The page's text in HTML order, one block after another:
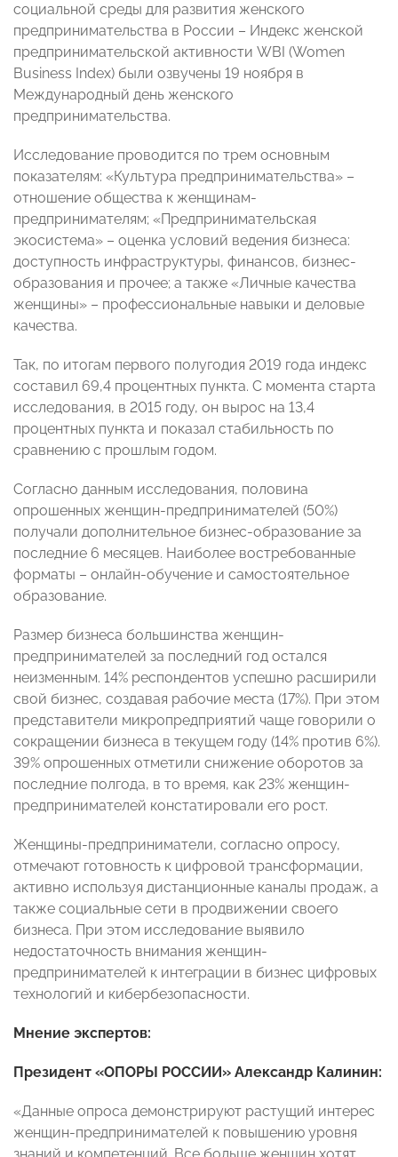
социальной среды для развития женского
предпринимательства в России – Индекс женской
предпринимательской активности WBI (Women
Business Index) были озвучены 19 ноября в
Международный день женского
предпринимательства.
Исследование проводится по трем основным
показателям: «Культура предпринимательства» –
отношение общества к женщинам-
предпринимателям; «Предпринимательская
экосистема» – оценка условий ведения бизнеса:
доступность инфраструктуры, финансов, бизнес-
образования и прочее; а также «Личные качества
женщины» – профессиональные навыки и деловые
качества.
Так, по итогам первого полугодия 2019 года индекс
составил 69,4 процентных пункта. С момента старта
исследования, в 2015 году, он вырос на 13,4
процентных пункта и показал стабильность по
сравнению с прошлым годом.
Согласно данным исследования, половина
опрошенных женщин-предпринимателей (50%)
получали дополнительное бизнес-образование за
последние 6 месяцев. Наиболее востребованные
форматы – онлайн-обучение и самостоятельное
образование.
Размер бизнеса большинства женщин-
предпринимателей за последний год остался
неизменным. 14% респондентов успешно расширили
свой бизнес, создавая рабочие места (17%). При этом
представители микропредприятий чаще говорили о
сокращении бизнеса в текущем году (14% против 6%).
39% опрошенных отметили снижение оборотов за
последние полгода, в то время, как 23% женщин-
предпринимателей констатировали его рост.
Женщины-предприниматели, согласно опросу,
отмечают готовность к цифровой трансформации,
активно используя дистанционные каналы продаж, а
также социальные сети в продвижении своего
бизнеса. При этом исследование выявило
недостаточность внимания женщин-
предпринимателей к интеграции в бизнес цифровых
технологий и кибербезопасности.
Мнение экспертов:
Президент «ОПОРЫ РОССИИ» Александр Калинин:
«Данные опроса демонстрируют растущий интерес
женщин-предпринимателей к повышению уровня